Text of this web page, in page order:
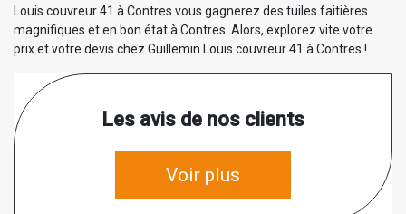
Louis couvreur 41 à Contres vous gagnerez des tuiles faitières
magnifiques et en bon état à Contres. Alors, explorez vite votre
prix et votre devis chez Guillemin Louis couvreur 41 à Contres !
Les avis de nos clients
Voir plus